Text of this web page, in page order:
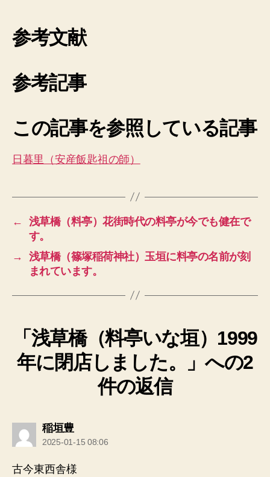
参考文献
参考記事
この記事を参照している記事
日暮里（安産飯匙祖の師）
←
浅草橋（料亭）花街時代の料亭が今でも健在で
す。
→
浅草橋（篠塚稲荷神社）玉垣に料亭の名前が刻
まれています。
「浅草橋（料亭いな垣）1999
年に閉店しました。」への2
件の返信
稲垣豊の
発
2025-01-15 08:06
古今東西舎様